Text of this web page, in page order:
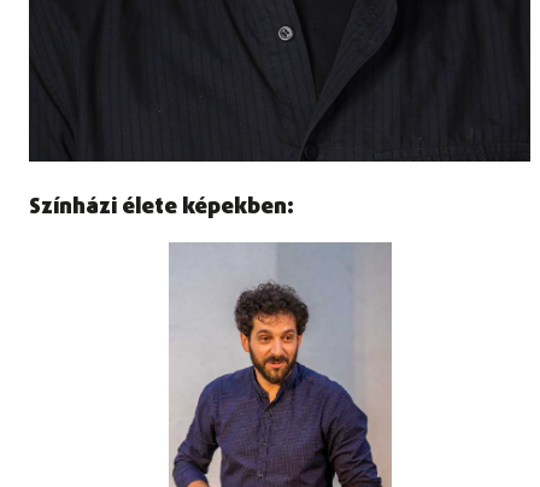
Színházi élete képekben: